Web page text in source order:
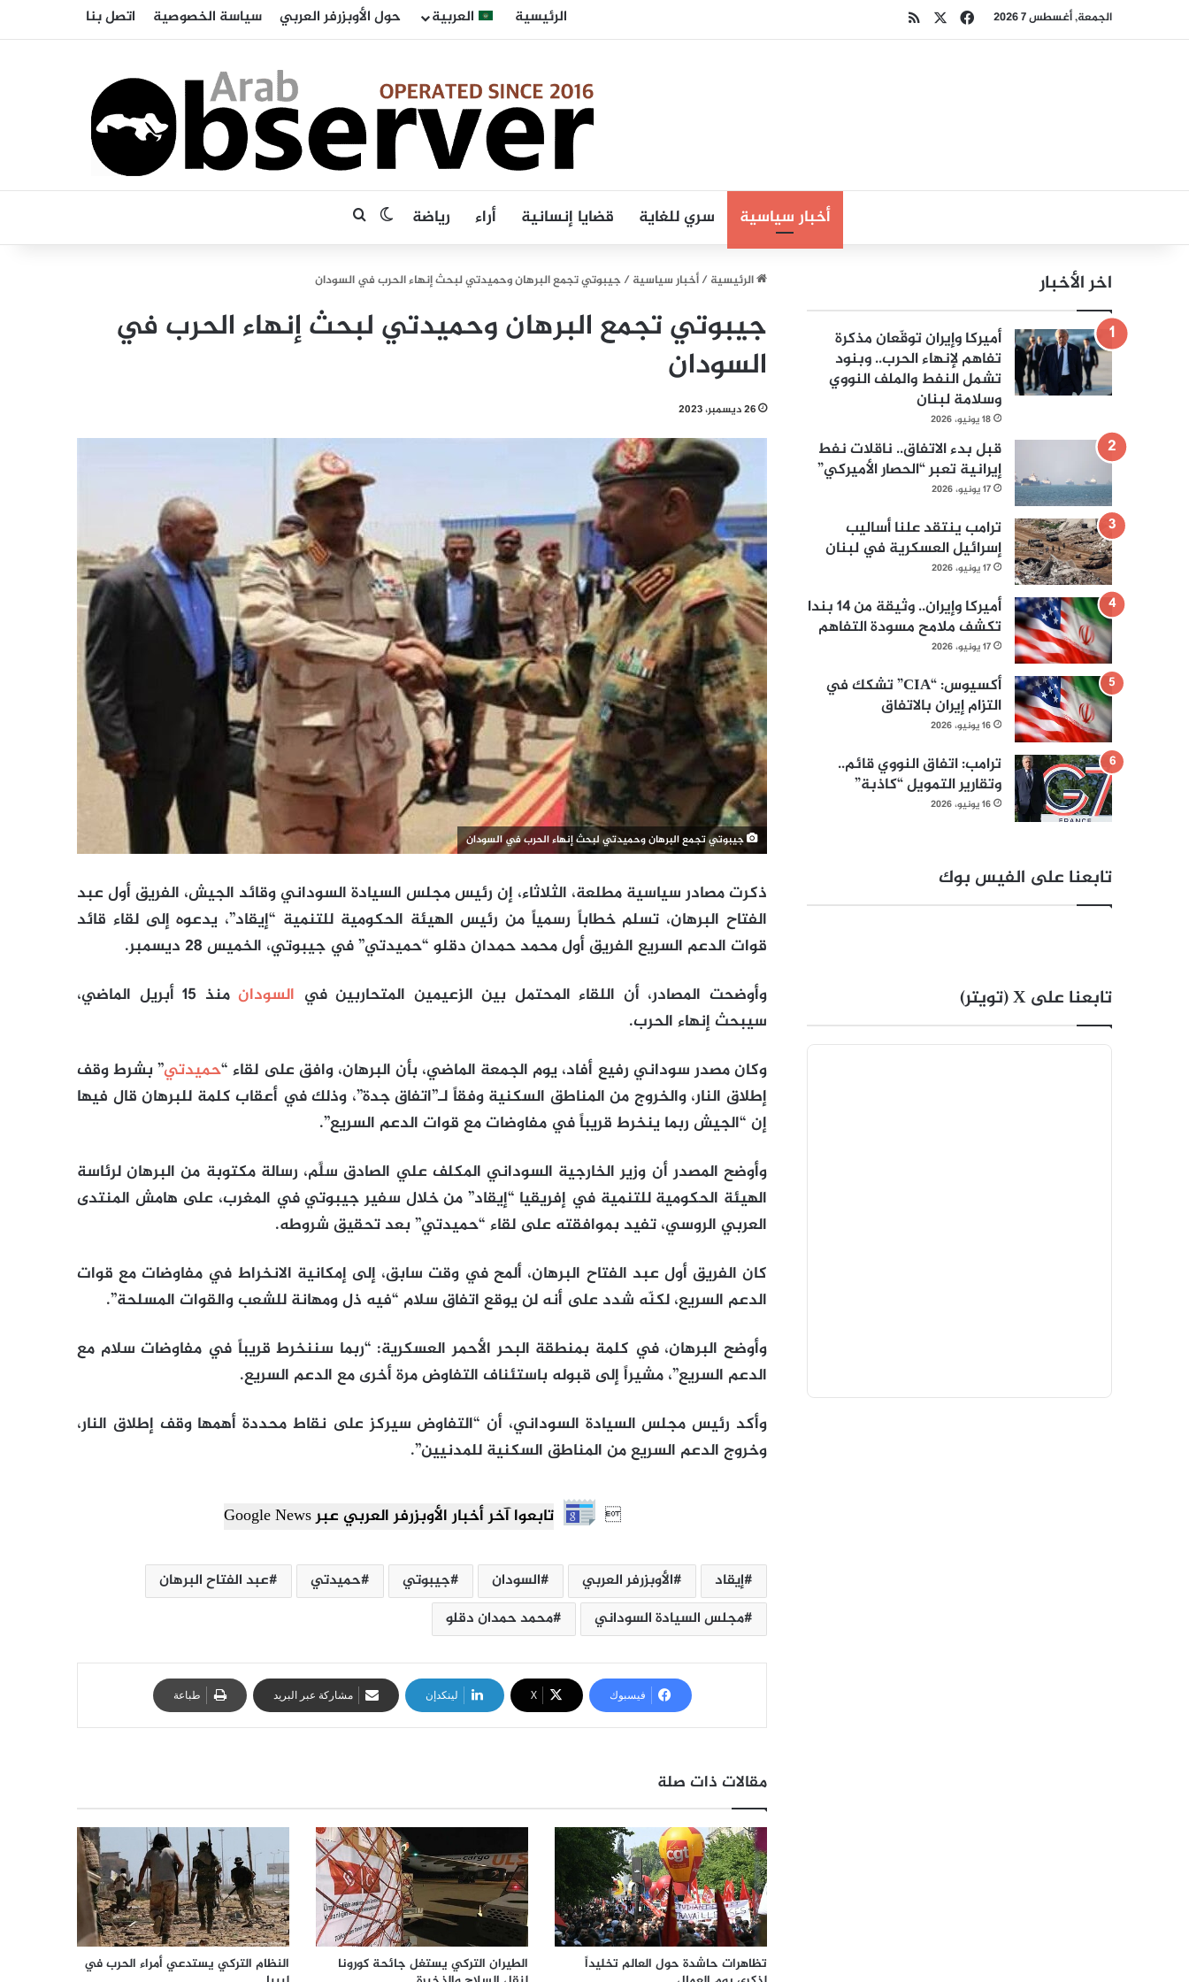
الجمعة, أغسطس 7 2026 فيسبوك الرئيسية العربية حول الأوبزرفر العربي سياسة الخصوصية اتصل بنا
أخبار سياسية سري للغاية قضايا إنسانية أراء رياضة الوضع المظلم
الرئيسية/أخبار سياسية/جيبوتي تجمع البرهان وحميدتي لبحث إنهاء الحرب في السودان
جيبوتي تجمع البرهان وحميدتي لبحث إنهاء الحرب في
السودان
26 ديسمبر، 2023
جيبوتي تجمع البرهان وحميدتي لبحث إنهاء الحرب في السودان
ذكرت مصادر سياسية مطلعة، الثلاثاء، إن رئيس مجلس السيادة السوداني وقائد الجيش، الفريق أول عبد
الفتاح البرهان، تسلم خطاباً رسمياً من رئيس الهيئة الحكومية للتنمية “إيقاد”، يدعوه إلى لقاء قائد
قوات الدعم السريع الفريق أول محمد حمدان دقلو “حميدتي” في جيبوتي، الخميس 28 ديسمبر.
وأوضحت المصادر، أن اللقاء المحتمل بين الزعيمين المتحاربين في السودان
منذ 15 أبريل الماضي،
سيبحث إنهاء الحرب.
وكان مصدر سوداني رفيع أفاد، يوم الجمعة الماضي، بأن البرهان، وافق على لقاء “حميدتي” بشرط وقف
إطلاق النار، والخروج من المناطق السكنية وفقاً لـ”اتفاق جدة”، وذلك في أعقاب كلمة للبرهان قال فيها
إن “الجيش ربما ينخرط قريباً في مفاوضات مع قوات الدعم السريع”.
وأوضح المصدر أن وزير الخارجية السوداني المكلف علي الصادق سلَّم، رسالة مكتوبة من البرهان لرئاسة
الهيئة الحكومية للتنمية في إفريقيا “إيقاد” من خلال سفير جيبوتي في المغرب، على هامش المنتدى
العربي الروسي، تفيد بموافقته على لقاء “حميدتي” بعد تحقيق شروطه.
كان الفريق أول عبد الفتاح البرهان، ألمح في وقت سابق، إلى إمكانية الانخراط في مفاوضات مع قوات
الدعم السريع، لكنّه شدد على أنه لن يوقع اتفاق سلام “فيه ذل ومهانة للشعب والقوات المسلحة”.
وأوضح البرهان، في كلمة بمنطقة البحر الأحمر العسكرية: “ربما سننخرط قريباً في مفاوضات سلام مع
الدعم السريع”، مشيراً إلى قبوله باستئناف التفاوض مرة أخرى مع الدعم السريع.
وأكد رئيس مجلس السيادة السوداني، أن “التفاوض سيركز على نقاط محددة أهمها وقف إطلاق النار،
وخروج الدعم السريع من المناطق السكنية للمدنيين”.
 تابعوا آخر أخبار الأوبزرفر العربي عبر Google News
إيقاد الأوبزرفر العربي السودان جيبوتي حميدتي
عبد الفتاح البرهان
مجلس السيادة السوداني
محمد حمدان دقلو
فيسبوك ‫X لينكدإن مشاركة عبر البريد طباعة
مقالات ذات صلة
تظاهرات حاشدة حول العالم تخليداً
الطيران التركي يستغل جائحة كورونا
النظام التركي يستدعي أمراء الحرب في
اخر الأخبار
أميركا وإيران توقّعان مذكرة
تفاهم لإنهاء الحرب.. وبنود
تشمل النفط والملف النووي
وسلامة لبنان
18 يونيو، 2026
قبل بدء الاتفاق.. ناقلات نفط
إيرانية تعبر “الحصار الأميركي”
17 يونيو، 2026
ترامب ينتقد علنا أساليب
إسرائيل العسكرية في لبنان
17 يونيو، 2026
أميركا وإيران.. وثيقة من 14 بندا
تكشف ملامح مسودة التفاهم
17 يونيو، 2026
أكسيوس: “CIA” تشكك في
التزام إيران بالاتفاق
16 يونيو، 2026
ترامب: اتفاق النووي قائم..
وتقارير التمويل “كاذبة”
16 يونيو، 2026
تابعنا على الفيس بوك
تابعنا على X (تويتر)